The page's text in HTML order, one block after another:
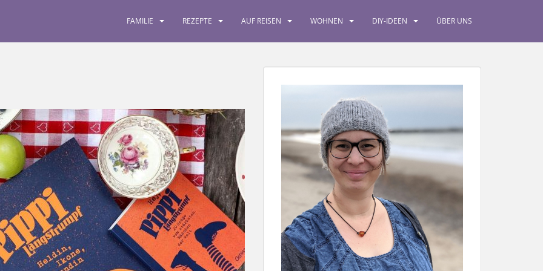
FAMILIE REZEPTE AUF REISEN WOHNEN DIY-IDEEN ÜBER UNS